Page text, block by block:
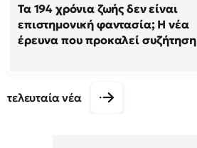
Τα 194 χρόνια ζωής δεν είναι
επιστημονική φαντασία; Η νέα
έρευνα που προκαλεί συζήτηση
τελευταία νέα